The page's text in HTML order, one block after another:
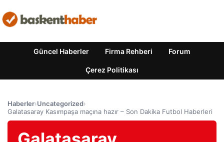
Güncel Haberler Firma Rehberi Forum
Çerez Politikası
Haberler›Uncategorized›
Galatasaray Kasımpaşa maçına hazır – Son Dakika Futbol Haberleri